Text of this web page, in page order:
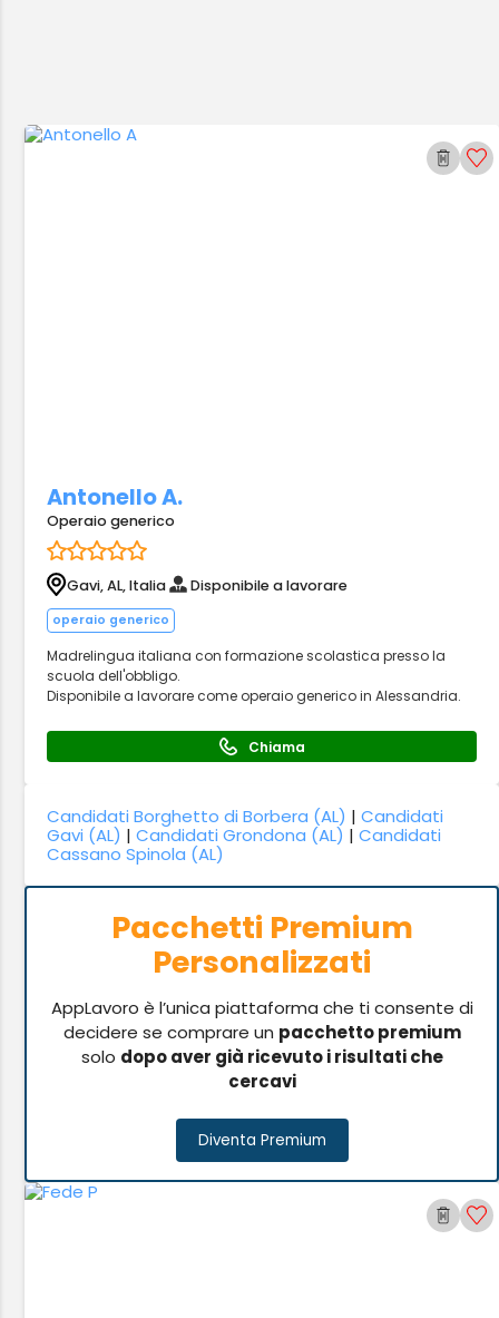
Antonello A.
Operaio generico
Gavi, AL, Italia Disponibile a lavorare
operaio generico
Madrelingua italiana con formazione scolastica presso la
scuola dell'obbligo.
Disponibile a lavorare come operaio generico in Alessandria.
Chiama
Candidati Borghetto di Borbera (AL) |Candidati
Gavi (AL) |Candidati Grondona (AL) |Candidati
Cassano Spinola (AL)
Pacchetti Premium
Personalizzati
AppLavoro è l’unica piattaforma che ti consente di
decidere se comprare un pacchetto premium
solo dopo aver già ricevuto i risultati che
cercavi
Diventa Premium